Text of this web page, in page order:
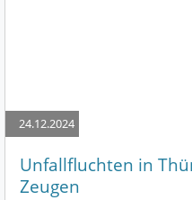
24.12.2024
Unfallfluchten in
Zeugen